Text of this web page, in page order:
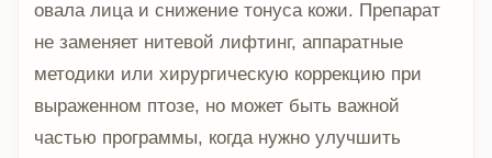
овала лица и снижение тонуса кожи. Препарат
не заменяет нитевой лифтинг, аппаратные
методики или хирургическую коррекцию при
выраженном птозе, но может быть важной
частью программы, когда нужно улучшить